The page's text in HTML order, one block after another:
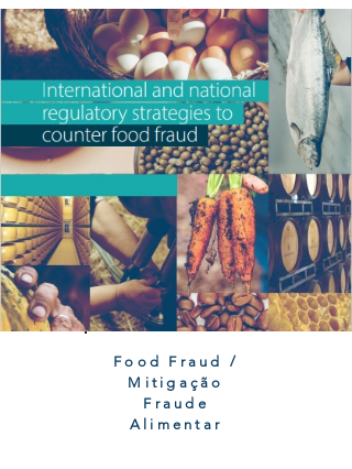
Food Fraud /
Mitigação
Fraude
Alimentar